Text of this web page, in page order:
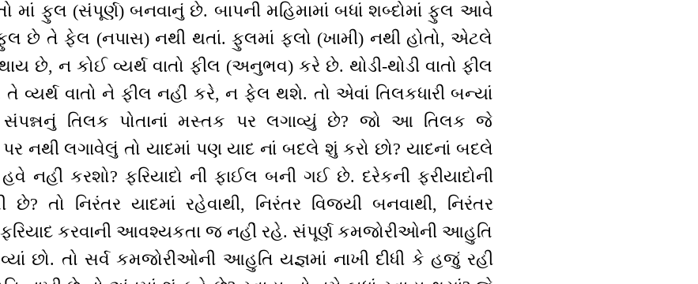
માં ફુલ (સંપૂર્ણ) બનવાનું છે. બાપની મહિમામાં બધાં શબ્દોમાં ફુલ આવે
છે તે ફેલ (નપાસ) નથી થતાં. ફુલમાં ફ્લો (ખામી) નથી હોતો, એટલે
છે, ન કોઈ વ્યર્થ વાતો ફીલ (અનુભવ) કરે છે. થોડી-થોડી વાતો ફીલ
વ્યર્થ વાતો ને ફીલ નહીં કરે, ન ફેલ થશે. તો એવાં તિલકધારી બન્યાં
સંપન્નનું તિલક પોતાનાં મસ્તક પર લગાવ્યું છે? જો આ તિલક જે
નથી લગાવેલું તો યાદમાં પણ યાદ નાં બદલે શું કરો છો? યાદનાં બદલે
નહીં કરશો? ફરિયાદો ની ફાઈલ બની ગઈ છે. દરેકની ફરીયાદોની
તો નિરંતર યાદમાં રહેવાથી, નિરંતર વિજયી બનવાથી, નિરંતર
કરવાની આવશ્યકતા જ નહીં રહે. સંપૂર્ણ કમજોરીઓની આહુતિ
છો. તો સર્વ કમજોરીઓની આહુતિ યજ્ઞમાં નાખી દીધી કે હજું રહી